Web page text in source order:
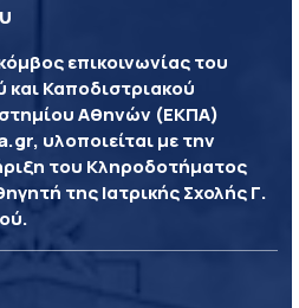
επικοινωνίας του
και Καποδιστριακού
Αθηνών (ΕΚΠΑ)
υλοποιείται με την
του Κληροδοτήματος
της Ιατρικής Σχολής Γ.